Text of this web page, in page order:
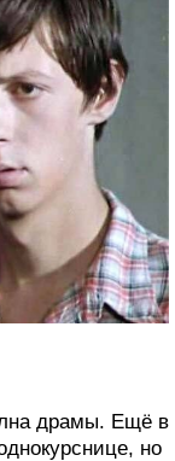
драмы. Ещё в
но